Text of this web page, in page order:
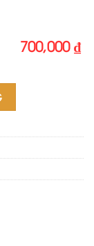
700,000 ₫